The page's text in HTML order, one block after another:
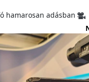
hamarosan adásban